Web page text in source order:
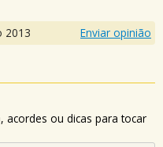
2013 Enviar opinião
acordes ou dicas para tocar